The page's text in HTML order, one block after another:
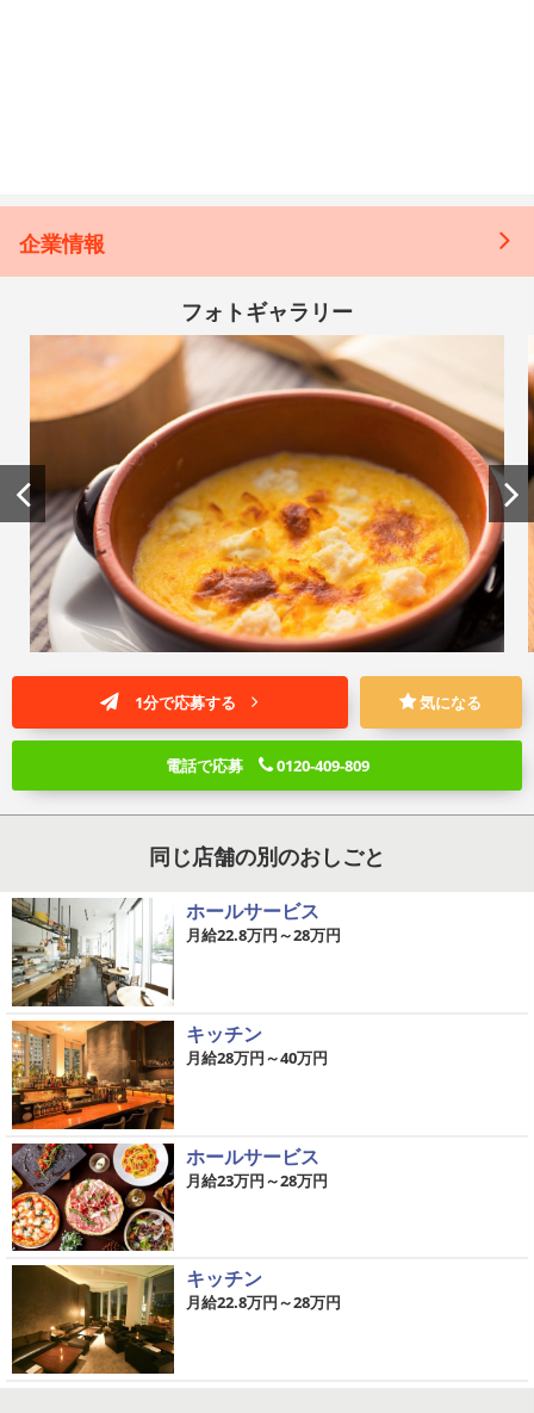
企業情報
フォトギャラリー
1分で応募する 気になる
電話で応募 0120-409-809
同じ店舗の別のおしごと
ホールサービス
月給22.8万円～28万円
キッチン
月給28万円～40万円
ホールサービス
月給23万円～28万円
キッチン
月給22.8万円～28万円